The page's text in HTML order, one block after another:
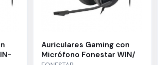
Auriculares Gaming con
Micrófono Fonestar WIN/